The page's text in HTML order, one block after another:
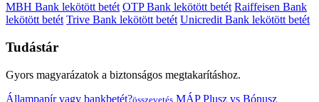
MBH Bank lekötött betét OTP Bank lekötött betét Raiffeisen Bank
lekötött betét Trive Bank lekötött betét Unicredit Bank lekötött betét
Tudástár
Gyors magyarázatok a biztonságos megtakarításhoz.
Állampapír vagy bankbetét?összevetés MÁP Plusz vs Bónusz